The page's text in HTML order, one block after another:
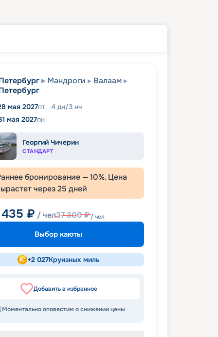
Мандроги
Валаам
мая 2027пт 4 дн/3 нч
мая 2027пн
Георгий Чичерин
СТАНДАРТ
бронирование —10%. Цена
через25 дней
₽ / чел37 300₽/ чел
Выбор каюты
+2 027Круизных миль
Добавить в избранное
Моментально оповестим о снижении цены